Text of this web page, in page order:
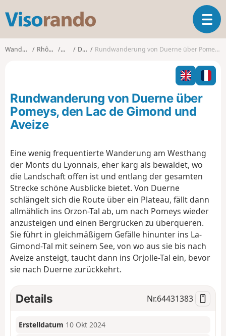
s
o
o
T
o
l
n
Wanderungen Rhône-Alpes Rhône
Duerne Rundwanderung von Duerne über Pomeys, den Lac de Gimond und Aveize
Rundwanderung von Duerne über
Pomeys, den Lac de Gimond und
Aveize
Eine wenig frequentierte Wanderung am Westhang
der Monts du Lyonnais, eher karg als bewaldet, wo
die Landschaft offen ist und entlang der gesamten
Strecke schöne Ausblicke bietet. Von Duerne
schlängelt sich die Route über ein Plateau, fällt dann
allmählich ins Orzon-Tal ab, um nach Pomeys wieder
anzusteigen und einen Bergrücken zu überqueren.
Sie führt in gleichmäßigem Gefälle hinunter ins La-
Gimond-Tal mit seinem See, von wo aus sie bis nach
Aveize ansteigt, taucht dann ins Orjolle-Tal ein, bevor
sie nach Duerne zurückkehrt.
Details Nr.64431383
Erstelldatum 10 Okt 2024